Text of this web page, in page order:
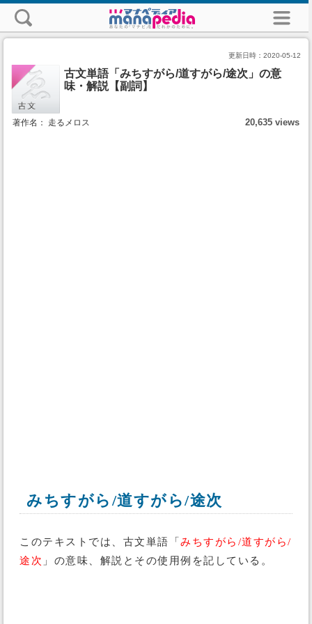
更新日時： 2020-05-12
古文単語「みちすがら/道すがら/途次」の意
味・解説【副詞】
著作名： 走るメロス 20,635 views
みちすがら/道すがら/途次
このテキストでは、古文単語「 みちすがら/道すがら/
途次 」の意味、解説とその使用例を記している。